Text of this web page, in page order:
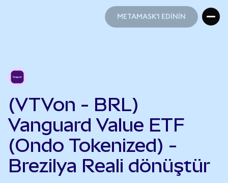
METAMASK'I EDİNİN
(VTVon - BRL)
Vanguard Value ETF
(Ondo Tokenized) -
Brezilya Reali dönüştür